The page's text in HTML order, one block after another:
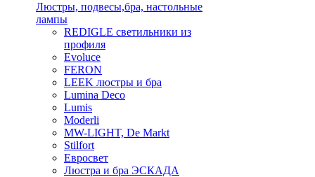
Люстры, подвесы,бра, настольные
лампы
REDIGLE светильники из
профиля
Evoluce
FERON
LEEK люстры и бра
Lumina Deco
Lumis
Moderli
MW-LIGHT, De Markt
Stilfort
Евросвет
Люстра и бра ЭСКАДА